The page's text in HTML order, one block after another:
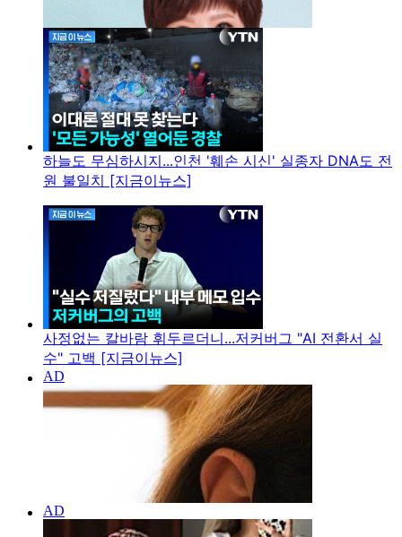
하늘도 무심하시지...인천 '훼손 시신' 실종자 DNA도 전
원 불일치 [지금이뉴스]
사정없는 칼바람 휘두르더니...저커버그 "AI 전환서 실
수" 고백 [지금이뉴스]